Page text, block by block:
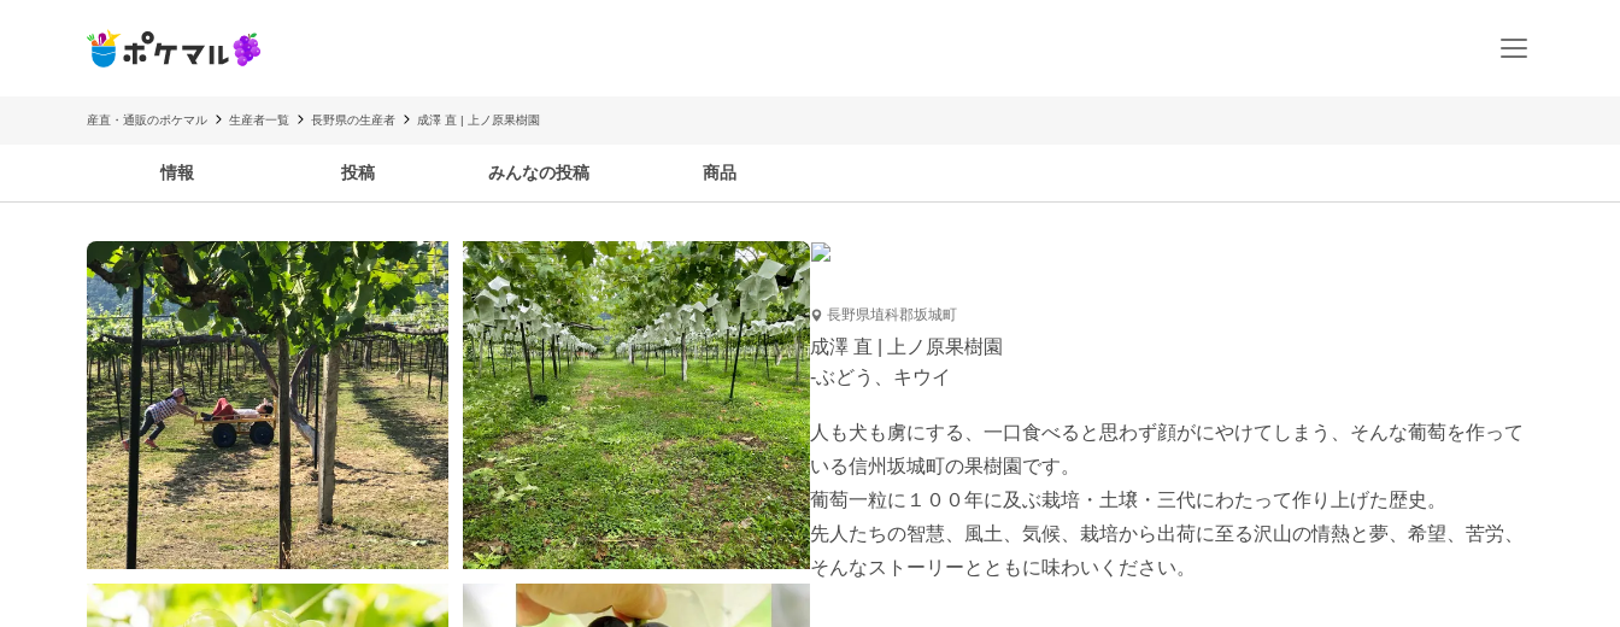
産直・通販のポケマル 生産者一覧 長野県の生産者 成澤 直 | 上ノ原果樹園
情報 投稿 みんなの投稿 商品
長野県埴科郡坂城町
成澤 直 | 上ノ原果樹園
-ぶどう、キウイ
人も犬も虜にする、一口食べると思わず顔がにやけてしまう、そんな葡萄を作って
いる信州坂城町の果樹園です。
葡萄一粒に１００年に及ぶ栽培・土壌・三代にわたって作り上げた歴史。
先人たちの智慧、風土、気候、栽培から出荷に至る沢山の情熱と夢、希望、苦労、
そんなストーリーとともに味わいください。